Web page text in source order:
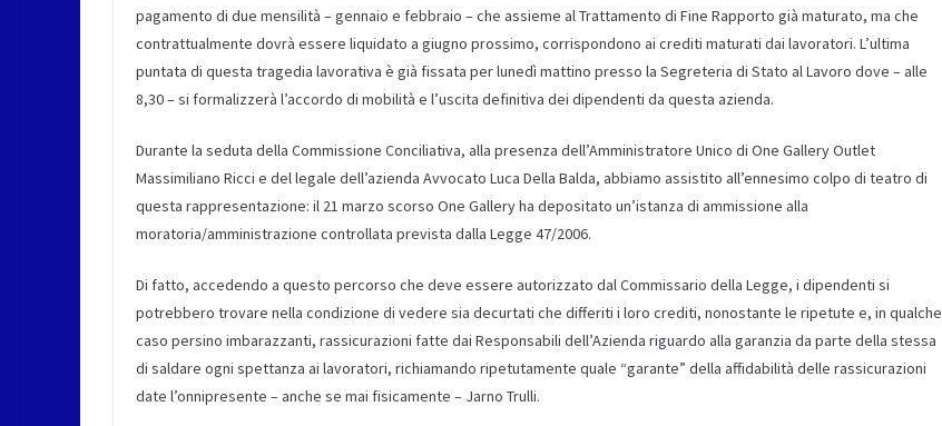
pagamento di due mensilità – gennaio e febbraio – che assieme al Trattamento di Fine Rapporto già maturato, ma che
contrattualmente dovrà essere liquidato a giugno prossimo, corrispondono ai crediti maturati dai lavoratori. L’ultima
puntata di questa tragedia lavorativa è già fissata per lunedì mattino presso la Segreteria di Stato al Lavoro dove – alle
8,30 – si formalizzerà l’accordo di mobilità e l’uscita definitiva dei dipendenti da questa azienda.
Durante la seduta della Commissione Conciliativa, alla presenza dell’Amministratore Unico di One Gallery Outlet
Massimiliano Ricci e del legale dell’azienda Avvocato Luca Della Balda, abbiamo assistito all’ennesimo colpo di teatro di
questa rappresentazione: il 21 marzo scorso One Gallery ha depositato un’istanza di ammissione alla
moratoria/amministrazione controllata prevista dalla Legge 47/2006.
Di fatto, accedendo a questo percorso che deve essere autorizzato dal Commissario della Legge, i dipendenti si
potrebbero trovare nella condizione di vedere sia decurtati che differiti i loro crediti, nonostante le ripetute e, in qualche
caso persino imbarazzanti, rassicurazioni fatte dai Responsabili dell’Azienda riguardo alla garanzia da parte della stessa
di saldare ogni spettanza ai lavoratori, richiamando ripetutamente quale “garante” della affidabilità delle rassicurazioni
date l’onnipresente – anche se mai fisicamente – Jarno Trulli.